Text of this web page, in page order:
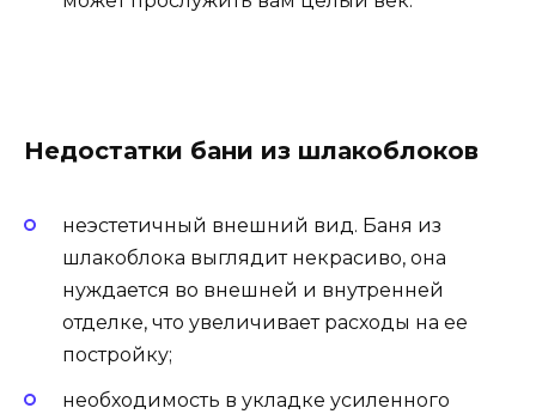
Недостатки бани из шлакоблоков
неэстетичный внешний вид. Баня из
шлакоблока выглядит некрасиво, она
нуждается во внешней и внутренней
отделке, что увеличивает расходы на ее
постройку;
необходимость в укладке усиленного